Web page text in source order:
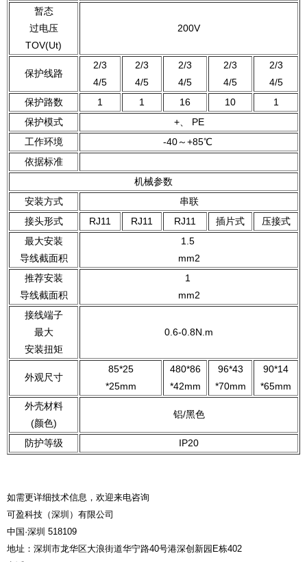
暂态
过电压
TOV(Ut)
200V
保护线路
2/3
4/5
2/3
4/5
2/3
4/5
2/3
4/5
2/3
4/5
保护路数
1 1 16 10
1
保护模式
+、 PE
工作环境
-40～+85℃
依据标准
机械参数
安装方式
串联
接头形式
RJ11 RJ11 RJ11 插片式
压接式
最大安装
导线截面积
1.5
mm2
推荐安装
导线截面积
1
mm2
接线端子
最大
安装扭矩
0.6-0.8N.m
外观尺寸
85*25
*25mm
480*86
*42mm
96*43
*70mm
90*14
*65mm
外壳材料
(颜色)
铝/黑色
防护等级 IP20
如需更详细技术信息，欢迎来电咨询
可盈科技（深圳）有限公司
中国·深圳 518109
地址：深圳市龙华区大浪街道华宁路40号港深创新园E栋402